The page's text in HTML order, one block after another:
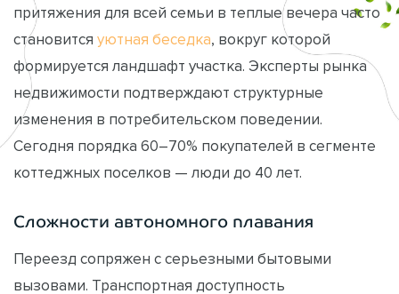
притяжения для всей семьи в теплые вечера часто
становится уютная беседка, вокруг которой
формируется ландшафт участка. Эксперты рынка
недвижимости подтверждают структурные
изменения в потребительском поведении.
Сегодня порядка 60–70% покупателей в сегменте
коттеджных поселков — люди до 40 лет.
Сложности автономного плавания
Переезд сопряжен с серьезными бытовыми
вызовами. Транспортная доступность